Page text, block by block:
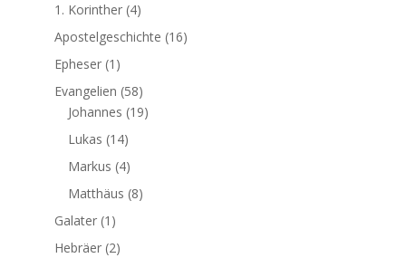
1. Korinther(4)
Apostelgeschichte (16)
Epheser(1)
Evangelien (58)
Johannes (19)
Lukas (14)
Markus (4)
Matthäus (8)
Galater(1)
Hebräer(2)